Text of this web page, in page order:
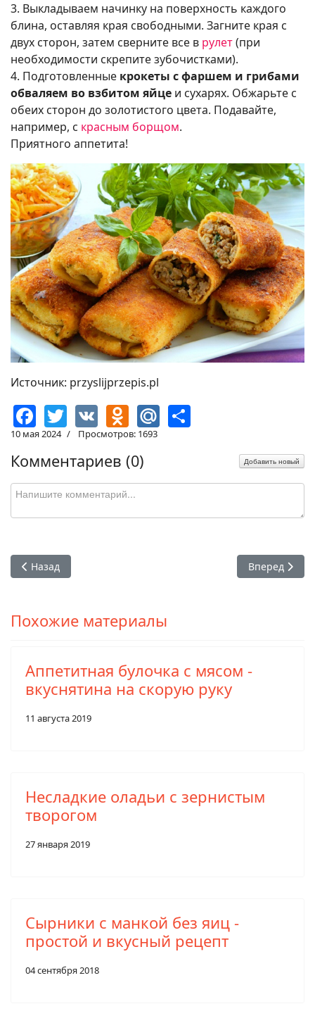
3. Выкладываем начинку на поверхность каждого
блина, оставляя края свободными. Загните края с
двух сторон, затем сверните все в рулет(при
необходимости скрепите зубочистками).
4. Подготовленные крокеты с фаршем и грибами
обваляем во взбитом яйце и сухарях. Обжарьте с
обеих сторон до золотистого цвета. Подавайте,
например, с красным борщом.
Приятного аппетита!
Источник: przyslijprzepis.pl
Facebook
Twitter
VK Odnoklassniki
Mail.Ru
10 мая 2024 Просмотров: 1693
Комментариев (0) Добавить новый
Предыдущий: Картофельные котлеты с курицей – что-то
Назад Следующий:
Вперед
Похожие материалы
Аппетитная булочка с мясом -
вкуснятина на скорую руку
11 августа 2019
Несладкие оладьи с зернистым
творогом
27 января 2019
Сырники с манкой без яиц -
простой и вкусный рецепт
04 сентября 2018